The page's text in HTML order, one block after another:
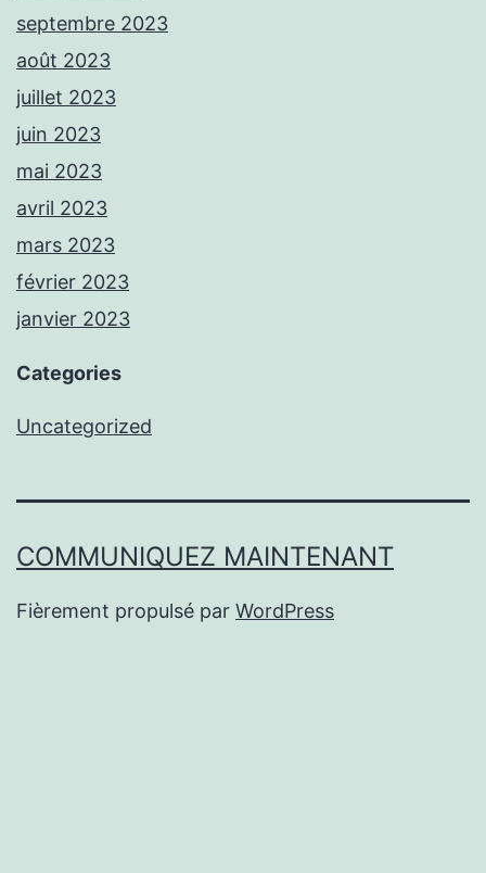
septembre 2023
août 2023
juillet 2023
juin 2023
mai 2023
avril 2023
mars 2023
février 2023
janvier 2023
Categories
Uncategorized
COMMUNIQUEZ MAINTENANT
Fièrement propulsé par WordPress